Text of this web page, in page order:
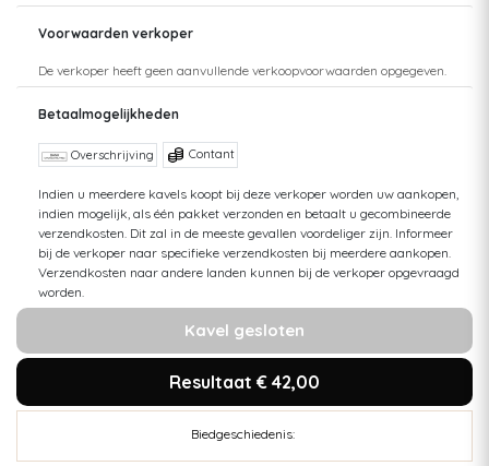
Voorwaarden verkoper
De verkoper heeft geen aanvullende verkoopvoorwaarden opgegeven.
Betaalmogelijkheden
Overschrijving Contant
Indien u meerdere kavels koopt bij deze verkoper worden uw aankopen,
indien mogelijk, als één pakket verzonden en betaalt u gecombineerde
verzendkosten. Dit zal in de meeste gevallen voordeliger zijn. Informeer
bij de verkoper naar specifieke verzendkosten bij meerdere aankopen.
Verzendkosten naar andere landen kunnen bij de verkoper opgevraagd
worden.
Kavel gesloten
Resultaat € 42,00
Biedgeschiedenis: